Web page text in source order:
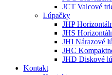
JCT Valcové
Lúpačky
JHP
JHS
JHI Nárazové
JHC
JHD Diskové
Kontakt